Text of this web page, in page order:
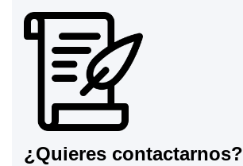
¿Quieres contactarnos?